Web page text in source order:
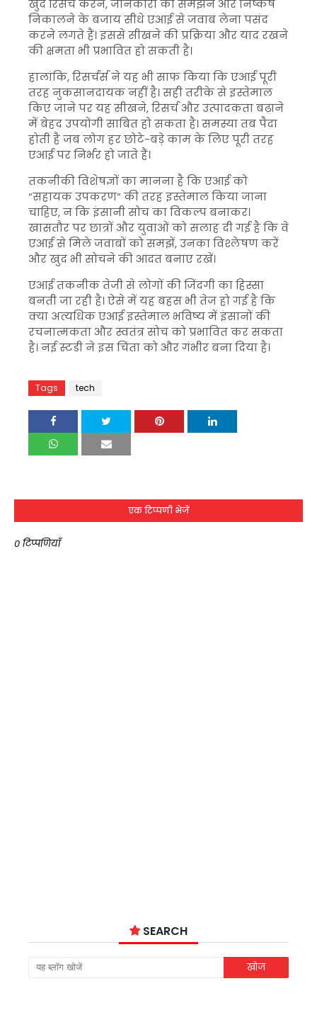
खुद रिसर्च करने, जानकारी को समझने और निष्कर्ष
निकालने के बजाय सीधे एआई से जवाब लेना पसंद
करने लगते हैं। इससे सीखने की प्रक्रिया और याद रखने
की क्षमता भी प्रभावित हो सकती है।
हालांकि, रिसर्चर्स ने यह भी साफ किया कि एआई पूरी
तरह नुकसानदायक नहीं है। सही तरीके से इस्तेमाल
किए जाने पर यह सीखने, रिसर्च और उत्पादकता बढ़ाने
में बेहद उपयोगी साबित हो सकता है। समस्या तब पैदा
होती है जब लोग हर छोटे-बड़े काम के लिए पूरी तरह
एआई पर निर्भर हो जाते हैं।
तकनीकी विशेषज्ञों का मानना है कि एआई को
“सहायक उपकरण” की तरह इस्तेमाल किया जाना
चाहिए, न कि इंसानी सोच का विकल्प बनाकर।
खासतौर पर छात्रों और युवाओं को सलाह दी गई है कि वे
एआई से मिले जवाबों को समझें, उनका विश्लेषण करें
और खुद भी सोचने की आदत बनाए रखें।
एआई तकनीक तेजी से लोगों की जिंदगी का हिस्सा
बनती जा रही है। ऐसे में यह बहस भी तेज हो गई है कि
क्या अत्यधिक एआई इस्तेमाल भविष्य में इंसानों की
रचनात्मकता और स्वतंत्र सोच को प्रभावित कर सकता
है। नई स्टडी ने इस चिंता को और गंभीर बना दिया है।
Tags tech
एक टिप्पणी भेजें
0 टिप्पणियाँ
SEARCH